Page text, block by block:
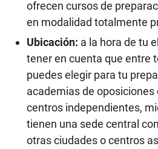
ofrecen cursos de
en modalidad totalmente
Ubicación: a la hora de tu
tener en cuenta que entre
puedes elegir para tu
academias de oposiciones
centros independientes,
tienen una sede central
otras ciudades o centros